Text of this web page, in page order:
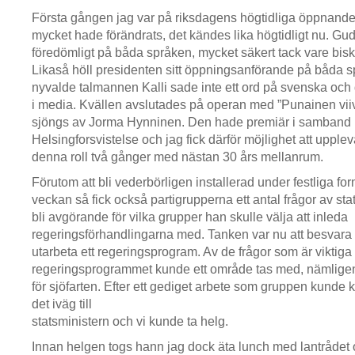
Första gången jag var på riksdagens högtidliga
mycket hade förändrats, det kändes lika högtidligt nu.
föredömligt på båda språken, mycket säkert tack vare
Likaså höll presidenten sitt öppningsanförande på båda
nyvalde talmannen Kalli sade inte ett ord på svenska
i media. Kvällen avslutades på operan med ”Punainen
sjöngs av Jorma Hynninen. Den hade premiär i samband
Helsingforsvistelse och jag fick därför möjlighet att
denna roll två gånger med nästan 30 års mellanrum.
Förutom att bli vederbörligen installerad under festliga
veckan så fick också partigrupperna ett antal frågor av
bli avgörande för vilka grupper han skulle välja att inleda
regeringsförhandlingarna med. Tanken var nu att
utarbeta ett regeringsprogram. Av de frågor som är
regeringsprogrammet kunde ett område tas med,
för sjöfarten. Efter ett gediget arbete som gruppen kunde
det iväg till
statsministern och vi kunde ta helg.
Innan helgen togs hann jag dock äta lunch med